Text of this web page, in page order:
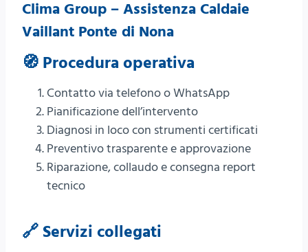
Clima Group – Assistenza Caldaie
Vaillant Ponte di Nona
🧭 Procedura operativa
Contatto via telefono o WhatsApp
Pianificazione dell’intervento
Diagnosi in loco con strumenti certificati
Preventivo trasparente e approvazione
Riparazione, collaudo e consegna report
tecnico
🔗 Servizi collegati